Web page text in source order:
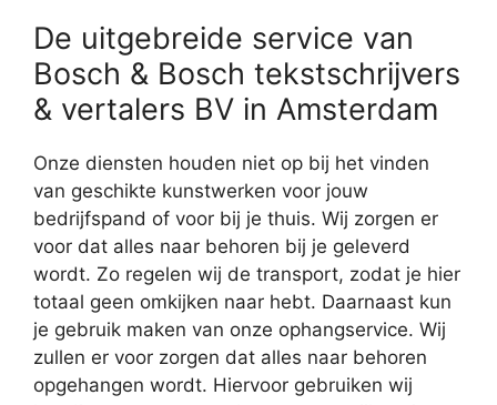
De uitgebreide service van
Bosch & Bosch tekstschrijvers
& vertalers BV in Amsterdam
Onze diensten houden niet op bij het vinden
van geschikte kunstwerken voor jouw
bedrijfspand of voor bij je thuis. Wij zorgen er
voor dat alles naar behoren bij je geleverd
wordt. Zo regelen wij de transport, zodat je hier
totaal geen omkijken naar hebt. Daarnaast kun
je gebruik maken van onze ophangservice. Wij
zullen er voor zorgen dat alles naar behoren
opgehangen wordt. Hiervoor gebruiken wij